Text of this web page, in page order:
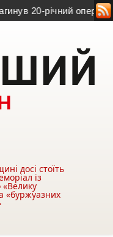
20-річний оператор
досі стоїть
із
«буржуазних